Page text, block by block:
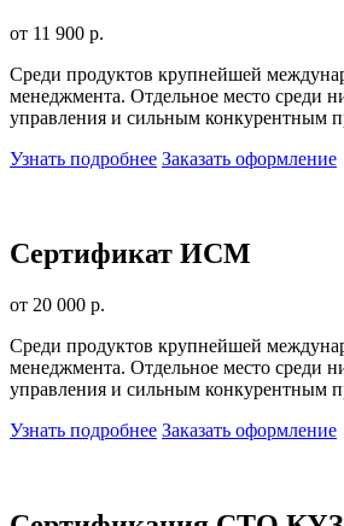
от 11 900 р.
Среди продуктов крупнейшей
менеджмента. Отдельное место среди
управления и сильным конкурентным
Узнать подробнее Заказать оформление
Сертификат ИСМ
от 20 000 р.
Среди продуктов крупнейшей
менеджмента. Отдельное место среди
управления и сильным конкурентным
Узнать подробнее Заказать оформление